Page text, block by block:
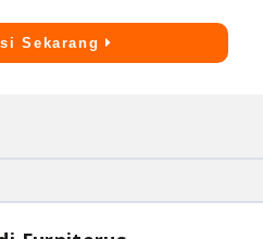
Sekarang